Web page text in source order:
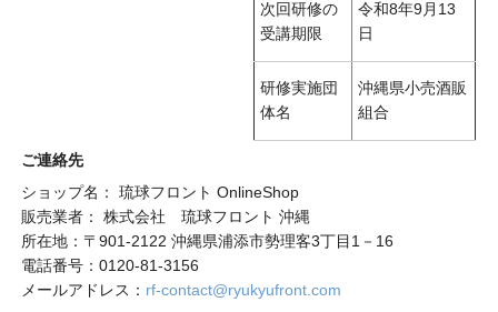
次回研修の
受講期限
令和8年9月13
日
研修実施団
体名
沖縄県小売酒販
組合
ご連絡先
ショップ名： 琉球フロント OnlineShop
販売業者： 株式会社 琉球フロント 沖縄
所在地：〒901-2122 沖縄県浦添市勢理客3丁目1－16
電話番号：0120-81-3156
メールアドレス： rf-contact@ryukyufront.com